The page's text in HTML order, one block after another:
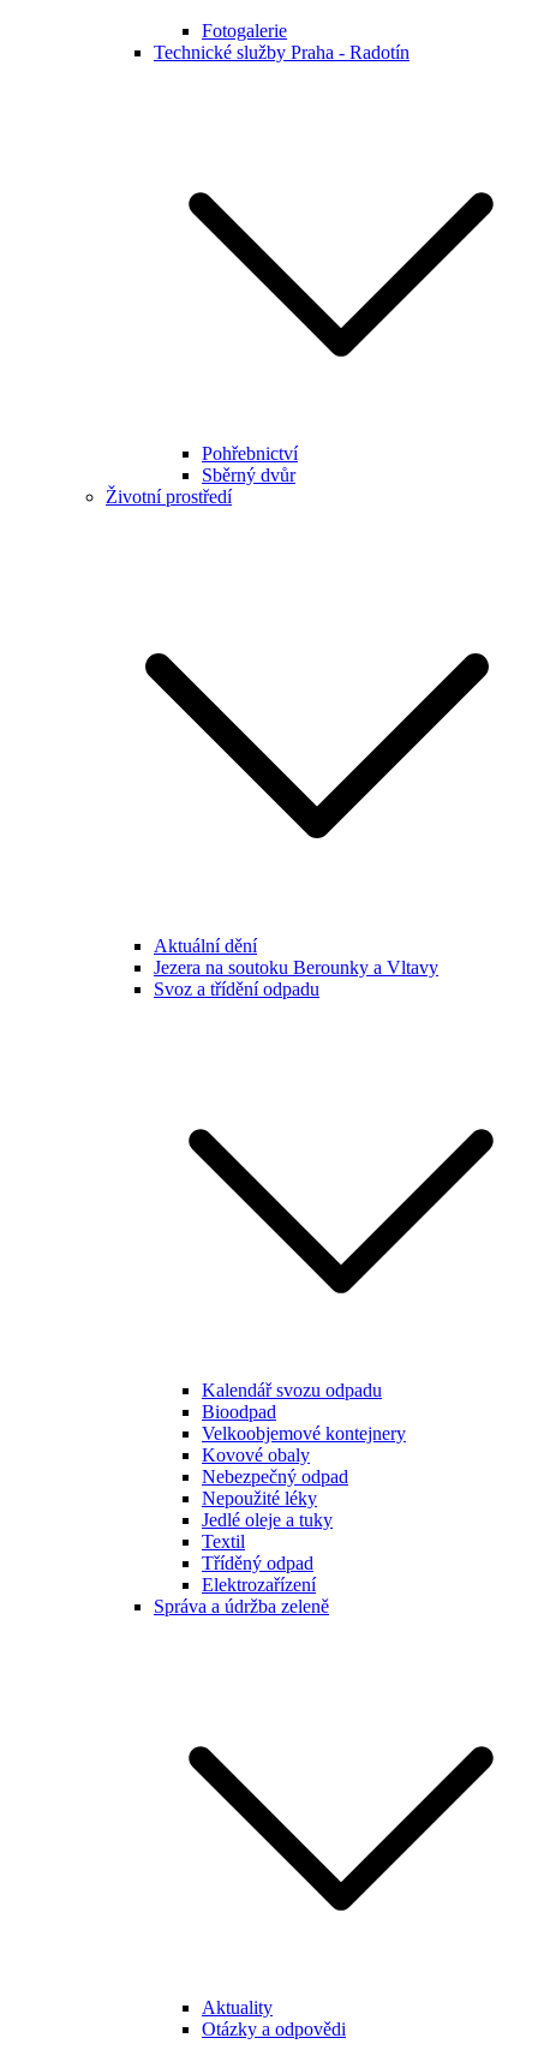
Fotogalerie
Technické služby Praha - Radotín
Pohřebnictví
Sběrný dvůr
Životní prostředí
Aktuální dění
Jezera na soutoku Berounky a Vltavy
Svoz a třídění odpadu
Kalendář svozu odpadu
Bioodpad
Velkoobjemové kontejnery
Kovové obaly
Nebezpečný odpad
Nepoužité léky
Jedlé oleje a tuky
Textil
Tříděný odpad
Elektrozařízení
Správa a údržba zeleně
Aktuality
Otázky a odpovědi